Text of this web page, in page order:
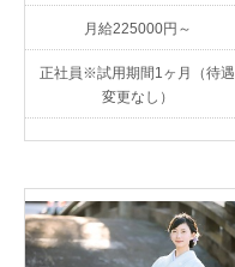
月給225000円～
正社員※試用期間1ヶ月（待遇
変更なし）